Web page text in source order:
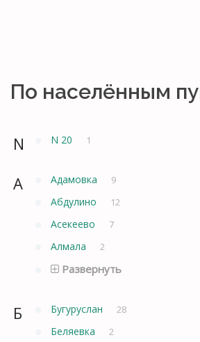
По населённым
N N 20 1
А Адамовка 9
Абдулино 12
Асекеево 7
Алмала 2
Развернуть
Б Бугуруслан 28
Беляевка 2